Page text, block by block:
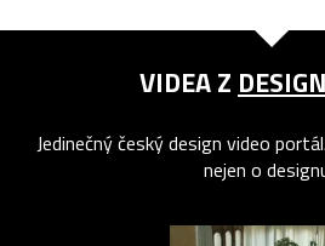
VIDEA Z
Jedinečný český design video
nejen o